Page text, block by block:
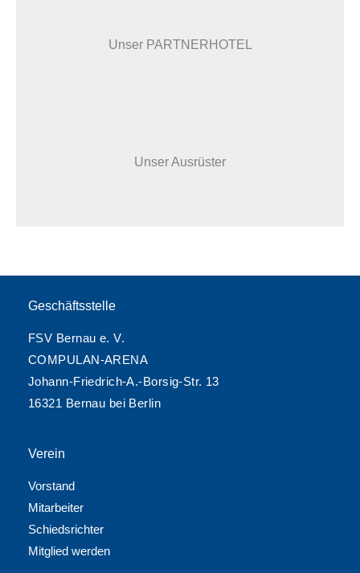
Unser PARTNERHOTEL
Unser Ausrüster
Geschäftsstelle
FSV Bernau e. V.
COMPULAN-ARENA
Johann-Friedrich-A.-Borsig-Str. 13
16321 Bernau bei Berlin
Verein
Vorstand
Mitarbeiter
Schiedsrichter
Mitglied werden